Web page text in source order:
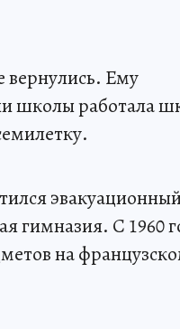
вернулись. Ему
школы работала
гимназия. С 1960
на